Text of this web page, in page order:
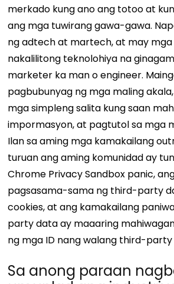
merkado kung ano ang totoo at
ang mga tuwirang gawa-gawa.
ng adtech at martech, at may
nakalilitong teknolohiya na
marketer ka man o engineer.
pagbubunyag ng mga maling
mga simpleng salita kung saan
impormasyon, at pagtutol sa mga
Ilan sa aming mga kamakailang
turuan ang aming komunidad ay
Chrome Privacy Sandbox panic,
pagsasama-sama ng third-party
cookies, at ang kamakailang
party data ay maaaring
ng mga ID nang walang third-party
Sa anong paraan